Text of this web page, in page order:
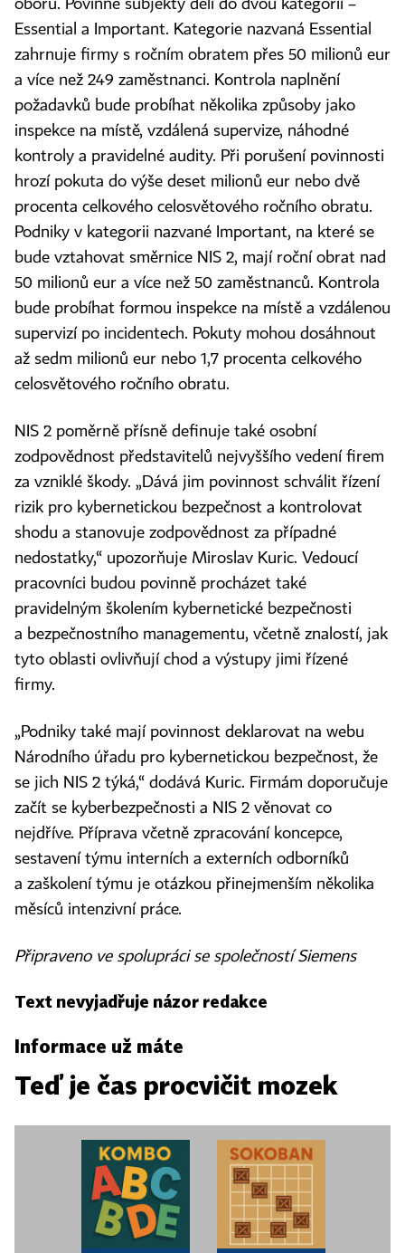
oborů. Povinné subjekty dělí do dvou kategorií –
Essential a Important. Kategorie nazvaná Essential
zahrnuje firmy s ročním obratem přes 50 milionů eur
a více než 249 zaměstnanci. Kontrola naplnění
požadavků bude probíhat několika způsoby jako
inspekce na místě, vzdálená supervize, náhodné
kontroly a pravidelné audity. Při porušení povinnosti
hrozí pokuta do výše deset milionů eur nebo dvě
procenta celkového celosvětového ročního obratu.
Podniky v kategorii nazvané Important, na které se
bude vztahovat směrnice NIS 2, mají roční obrat nad
50 milionů eur a více než 50 zaměstnanců. Kontrola
bude probíhat formou inspekce na místě a vzdálenou
supervizí po incidentech. Pokuty mohou dosáhnout
až sedm milionů eur nebo 1,7 procenta celkového
celosvětového ročního obratu.
NIS 2 poměrně přísně definuje také osobní
zodpovědnost představitelů nejvyššího vedení firem
za vzniklé škody. „Dává jim povinnost schválit řízení
rizik pro kybernetickou bezpečnost a kontrolovat
shodu a stanovuje zodpovědnost za případné
nedostatky,“ upozorňuje Miroslav Kuric. Vedoucí
pracovníci budou povinně procházet také
pravidelným školením kybernetické bezpečnosti
a bezpečnostního managementu, včetně znalostí, jak
tyto oblasti ovlivňují chod a výstupy jimi řízené
firmy.
„Podniky také mají povinnost deklarovat na webu
Národního úřadu pro kybernetickou bezpečnost, že
se jich NIS 2 týká,“ dodává Kuric. Firmám doporučuje
začít se kyberbezpečnosti a NIS 2 věnovat co
nejdříve. Příprava včetně zpracování koncepce,
sestavení týmu interních a externích odborníků
a zaškolení týmu je otázkou přinejmenším několika
měsíců intenzivní práce.
Připraveno ve spolupráci se společností Siemens
Text nevyjadřuje názor redakce
Informace už máte
Teď je čas procvičit mozek